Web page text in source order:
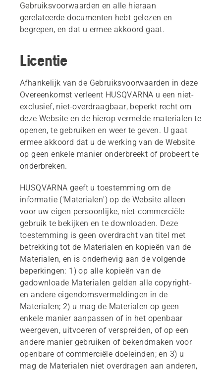
Gebruiksvoorwaarden en alle hieraan
gerelateerde documenten hebt gelezen en
begrepen, en dat u ermee akkoord gaat.
Licentie
Afhankelijk van de Gebruiksvoorwaarden in deze
Overeenkomst verleent HUSQVARNA u een niet-
exclusief, niet-overdraagbaar, beperkt recht om
deze Website en de hierop vermelde materialen te
openen, te gebruiken en weer te geven. U gaat
ermee akkoord dat u de werking van de Website
op geen enkele manier onderbreekt of probeert te
onderbreken.
HUSQVARNA geeft u toestemming om de
informatie ('Materialen') op de Website alleen
voor uw eigen persoonlijke, niet-commerciële
gebruik te bekijken en te downloaden. Deze
toestemming is geen overdracht van titel met
betrekking tot de Materialen en kopieën van de
Materialen, en is onderhevig aan de volgende
beperkingen: 1) op alle kopieën van de
gedownloade Materialen gelden alle copyright-
en andere eigendomsvermeldingen in de
Materialen; 2) u mag de Materialen op geen
enkele manier aanpassen of in het openbaar
weergeven, uitvoeren of verspreiden, of op een
andere manier gebruiken of bekendmaken voor
openbare of commerciële doeleinden; en 3) u
mag de Materialen niet overdragen aan anderen,